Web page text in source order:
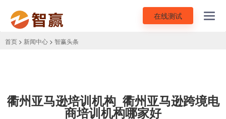
在线测试
首页 > 新闻中心 > 智赢头条
衢州亚马逊培训机构_衢州亚马逊跨境电
商培训机构哪家好